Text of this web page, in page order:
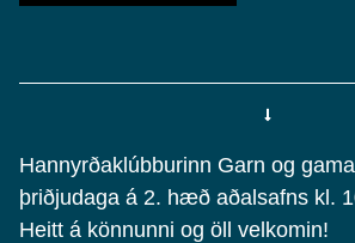
Hannyrðaklúbburinn Garn og
þriðjudaga á 2. hæð aðalsafns kl.
Heitt á könnunni og öll velkomin!